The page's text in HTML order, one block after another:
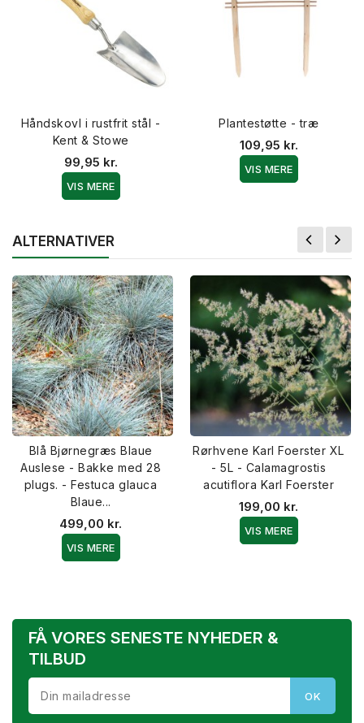
Håndskovl i rustfrit stål -
Kent & Stowe
99,95 kr.
VIS MERE
Plantestøtte - træ
109,95 kr.
VIS MERE
ALTERNATIVER
Blå Bjørnegræs Blaue
Auslese - Bakke med 28
plugs. - Festuca glauca
Blaue...
499,00 kr.
VIS MERE
Rørhvene Karl Foerster XL
- 5L - Calamagrostis
acutiflora Karl Foerster
199,00 kr.
VIS MERE
FÅ VORES SENESTE NYHEDER &
TILBUD